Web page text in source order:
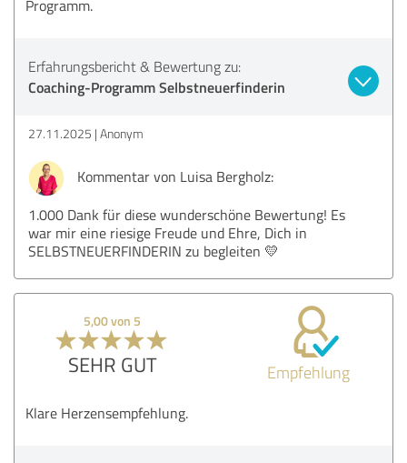
Programm.
Erfahrungsbericht & Bewertung zu:
Coaching-Programm Selbstneuerfinderin
27.11.2025 Anonym
Kommentar von Luisa Bergholz:
1.000 Dank für diese wunderschöne Bewertung! Es
war mir eine riesige Freude und Ehre, Dich in
SELBSTNEUERFINDERIN zu begleiten 💛
5,00 von 5
SEHR GUT Empfehlung
Klare Herzensempfehlung.